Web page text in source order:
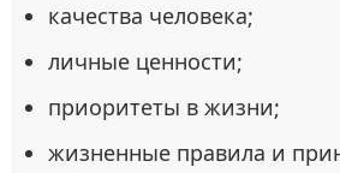
качества человека;
личные ценности;
приоритеты в жизни;
жизненные правила и